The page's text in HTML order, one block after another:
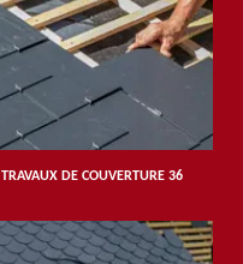
TRAVAUX DE COUVERTURE 36